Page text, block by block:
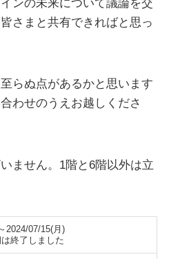
ンの未来について議論を交
さまと共有できればと思っ
らぬ点があるかと思います
わせのうえお越しくださ
ません。1階と6階以外は立
2024/07/15(月)
終了しました